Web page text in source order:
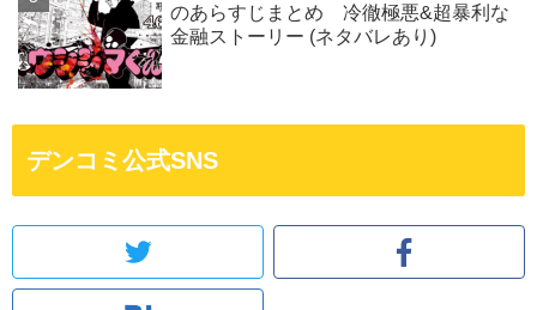
のあらすじまとめ 冷徹極悪&超暴利な
金融ストーリー (ネタバレあり)
デンコミ公式SNS